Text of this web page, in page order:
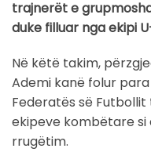
trajnerët e
duke filluar nga ekipi
Në këtë takim,
Ademi kanë folur
Federatës së Futbollit
ekipeve kombëtare si
rrugëtim.